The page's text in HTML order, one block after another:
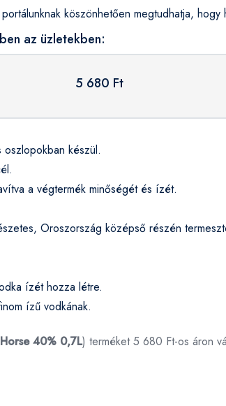
köszönhetően megtudhatja, hogy
az üzletekben:
5 680 Ft
készül.
a végtermék minőségét és ízét.
Oroszország középső részén
ízét hozza létre.
ízű vodkának.
40% 0,7L) terméket 5 680 Ft-os áron